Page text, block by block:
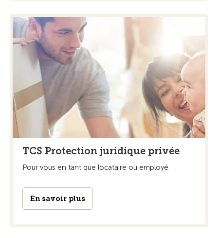
TCS Protection juridique privée
Pour vous en tant que locataire ou employé.
En savoir plus